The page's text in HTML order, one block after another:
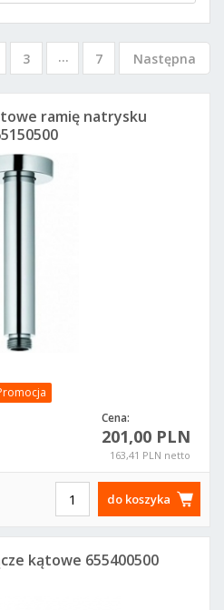
3 ... 7 Następna
Cena:
201,00 PLN
163,41 PLN netto
ramię natrysku
do koszyka
kątowe 655400500